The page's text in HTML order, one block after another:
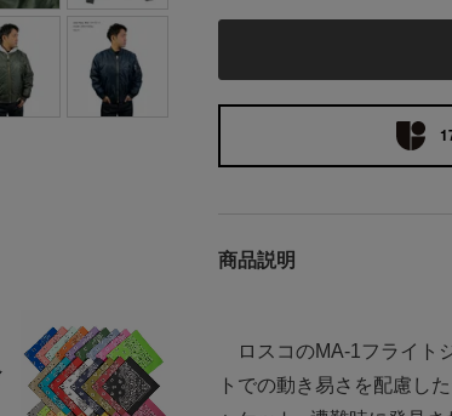
商品説明
ロスコのMA-1フライト
トでの動き易さを配慮し